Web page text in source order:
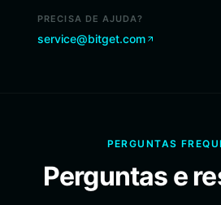
PRECISA DE AJUDA?
service@bitget.com
PERGUNTAS
Perguntas e